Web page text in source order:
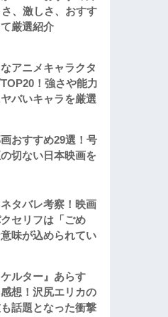
、激しさ、おすす
厳選紹介
アニメキャラクタ
！強さや能力
バいキャラを厳選
おすすめ29選！号
切ない日本映画を
ネタバレ考察！映画
セリフは「ごめ
味が込められてい
ケルター』あらす
想！沢尻エリカの
話題となった衝撃